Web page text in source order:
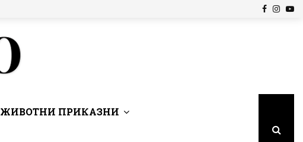
Facebook
ЖИВОТНИ ПРИКАЗНИ